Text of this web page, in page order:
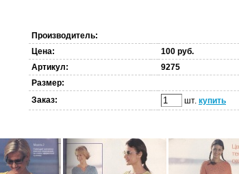
Производитель:
Цена:
100 руб.
Артикул:
9275
Размер:
Заказ:
шт. купить